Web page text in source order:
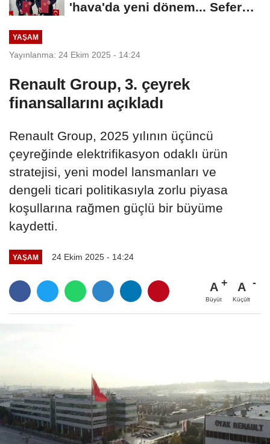
'hava'da yeni dönem... Sefer
YAŞAM
Yayınlanma: 24 Ekim 2025 - 14:24
Renault Group, 3. çeyrek
finansallarını açıkladı
Renault Group, 2025 yılının üçüncü
çeyreğinde elektrifikasyon odaklı ürün
stratejisi, yeni model lansmanları ve
dengeli ticari politikasıyla zorlu piyasa
koşullarına rağmen güçlü bir büyüme
kaydetti.
YAŞAM 24 Ekim 2025 - 14:24
A
Büyüt
A
Küçült